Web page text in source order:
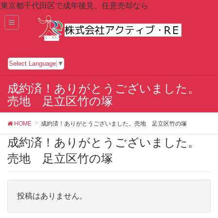
東京都千代田区で成年後見、任意売却なら
Select Language ▼
成約済！ありがとうございました。
売地 足立区竹の塚
HOME 成約済！ありがとうございました。売地 足立区竹の塚
成約済！ありがとうございました。
売地 足立区竹の塚
投稿はありません。